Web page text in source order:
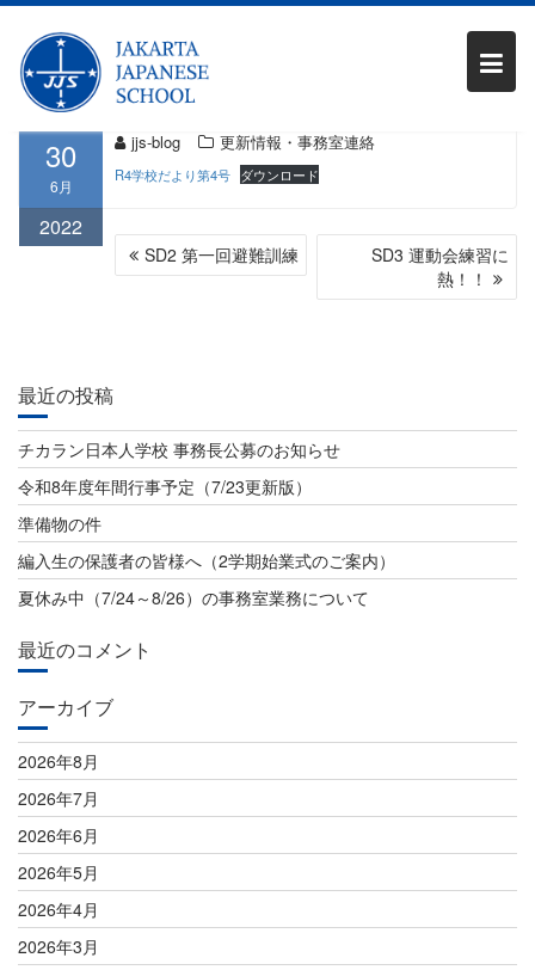
content
R4学校だより(第4号)
30
6月
2022
jjs-blog 更新情報・事務室連絡
R4学校だより第4号 ダウンロード
投
稿
ー
シ
ョ
ン
SD2 第一回避難訓練
SD3 運動会練習に
熱！！
最近の投稿
チカラン日本人学校 事務長公募のお知らせ
令和8年度年間行事予定（7/23更新版）
準備物の件
編入生の保護者の皆様へ（2学期始業式のご案内）
夏休み中（7/24～8/26）の事務室業務について
最近のコメント
アーカイブ
2026年8月
2026年7月
2026年6月
2026年5月
2026年4月
2026年3月